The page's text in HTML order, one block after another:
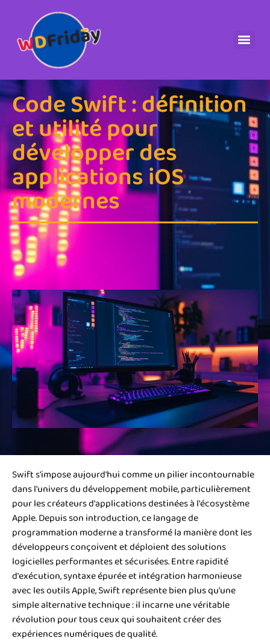
Code Swift : définition
et utilité pour
développer des
applications iOS
modernes
Swift s'impose aujourd'hui comme un pilier incontournable
dans l'univers du développement mobile, particulièrement
pour les créateurs d'applications destinées à l'écosystème
Apple. Depuis son introduction, ce langage de
programmation moderne a transformé la manière dont les
développeurs conçoivent et déploient des solutions
logicielles performantes et sécurisées. Entre rapidité
d'exécution, syntaxe épurée et intégration harmonieuse
avec les outils Apple, Swift représente bien plus qu'une
simple alternative technique : il incarne une véritable
révolution pour tous ceux qui souhaitent créer des
expériences numériques de qualité.